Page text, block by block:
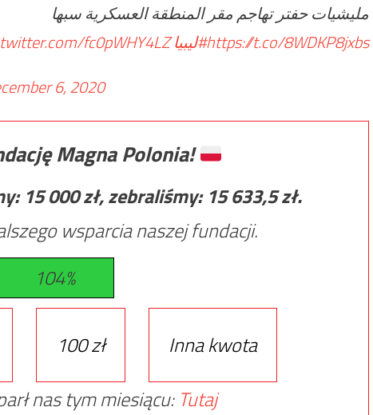
مليشيات حفتر تهاجم مقر المنطقة العسكرية سبها
https://t.co/8WDKP8jxbs#ليبياfc0pWHY4LZ
6, 2020
Magna Polonia!
15 000zł, zebraliśmy: 15 633,5zł.
wsparcia naszej fundacji.
104%
100 zł
Inna kwota
nas tym miesiącu: Tutaj